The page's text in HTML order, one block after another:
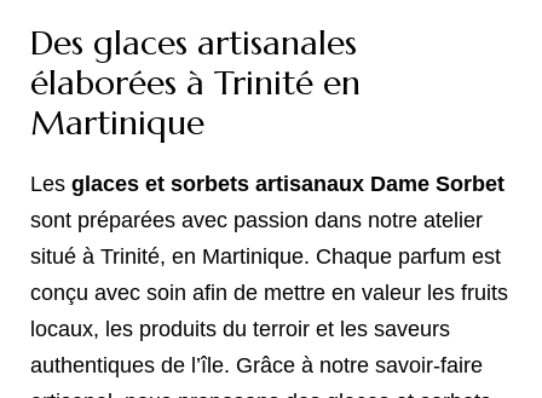
Des glaces artisanales
élaborées à Trinité en
Martinique
Les glaces et sorbets artisanaux Dame Sorbet
sont préparées avec passion dans notre atelier
situé à Trinité, en Martinique. Chaque parfum est
conçu avec soin afin de mettre en valeur les fruits
locaux, les produits du terroir et les saveurs
authentiques de l’île. Grâce à notre savoir‑faire